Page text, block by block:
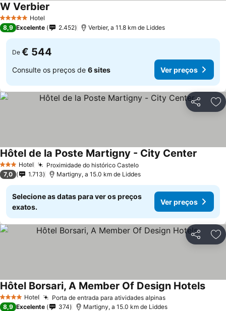
5 Estrelas Hotel
W Verbier
8,9 Excelente 2.452 Verbier, a 11.8 km de Liddes
De € 544
Consulte os preços de 6 sites Ver preços
Partilhar
3 EstrelasHotel Proximidade do histórico Castelo
Hôtel de la Poste Martigny - City Center
7,0 1.713 Martigny, a 15.0 km de Liddes
Selecione as datas para ver os preços
exatos.
Ver preços
Partilhar
4 EstrelasHotel Porta de entrada para atividades alpinas
Hôtel Borsari, A Member Of Design Hotels
8,9 Excelente 374 Martigny, a 15.0 km de Liddes